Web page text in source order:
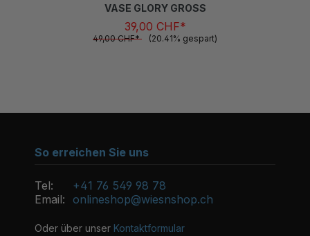
39,00 CHF*
49,00 CHF* (20.41% gespart)
So erreichen Sie uns
Tel:
+41 76 549 98 78
Email: onlineshop@wiesnshop.ch
Oder über unser Kontaktformular